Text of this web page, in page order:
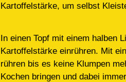
Kartoffelstärke, um selbst
In einen Topf mit einem halben
Kartoffelstärke einrühren. Mit
rühren bis es keine Klumpen
Kochen bringen und dabei